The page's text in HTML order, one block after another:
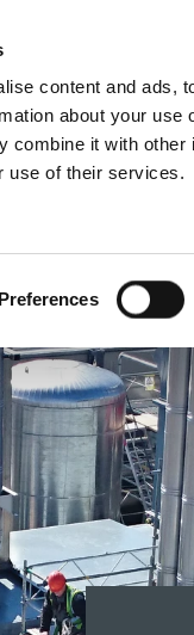
content and ads,
about your
combine it with other
use of their services.
Preferences
Per i professionisti